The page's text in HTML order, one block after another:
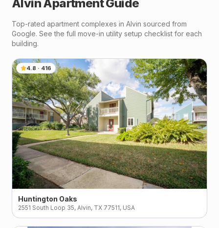
AlvinApartment Guide
Top-rated apartment complexes in Alvin sourced from
Google. See the full move-in utility setup checklist for each
building.
4.8 · 416
Huntington Oaks
2551 South Loop 35, Alvin, TX 77511, USA